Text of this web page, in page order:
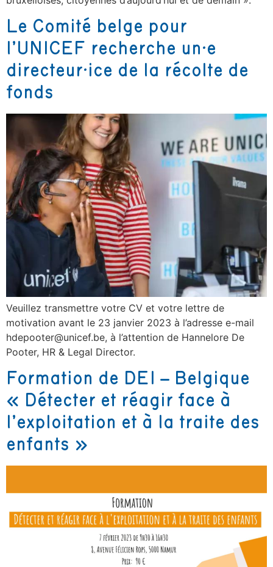
Le Comité belge pour
l’UNICEF recherche un·e
directeur·ice de la récolte de
fonds
Veuillez transmettre votre CV et votre lettre de
motivation avant le 23 janvier 2023 à l’adresse e-mail
hdepooter@unicef.be, à l’attention de Hannelore De
Pooter, HR & Legal Director.
Formation de DEI – Belgique
« Détecter et réagir face à
l’exploitation et à la traite des
enfants »